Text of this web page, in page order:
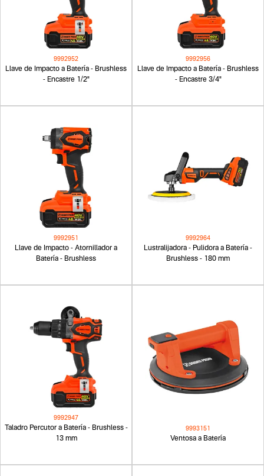
9992952
Llave de Impacto a Batería - Brushless
- Encastre 1/2"
9992956
Llave de Impacto a Batería - Brushless
- Encastre 3/4"
9992951
Llave de Impacto - Atornillador a
Batería - Brushless
9992964
Lustralijadora - Pulidora a Batería -
Brushless - 180 mm
9992947
Taladro Percutor a Batería - Brushless -
13 mm
9993151
Ventosa a Batería